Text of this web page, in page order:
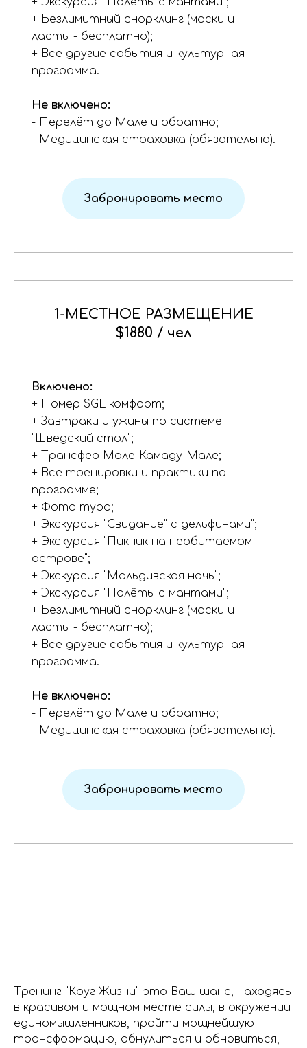
+ Безлимитный снорклинг (маски и
ласты - бесплатно);
+ Все другие события и культурная
программа.
Не включено:
- Перелёт до Мале и обратно;
- Медицинская страховка (обязательна).
Забронировать место
1-МЕСТНОЕ РАЗМЕЩЕНИЕ
$1880 / чел
Включено:
+ Номер SGL комфорт;
+ Завтраки и ужины по системе
"Шведский стол";
+ Трансфер Мале-Камаду-Мале;
+ Все тренировки и практики по
программе;
+ Фото тура;
+ Экскурсия "Свидание" с дельфинами";
+ Экскурсия "Пикник на необитаемом
острове";
+ Экскурсия "Мальдивская ночь";
+ Экскурсия "Полёты с мантами";
+ Безлимитный снорклинг (маски и
ласты - бесплатно);
+ Все другие события и культурная
программа.
Не включено:
- Перелёт до Мале и обратно;
- Медицинская страховка (обязательна).
Забронировать место
Тренинг "Круг Жизни" это Ваш шанс, находясь
в красивом и мощном месте силы, в окружении
единомышленников, пройти мощнейшую
трансформацию, обнулиться и обновиться,